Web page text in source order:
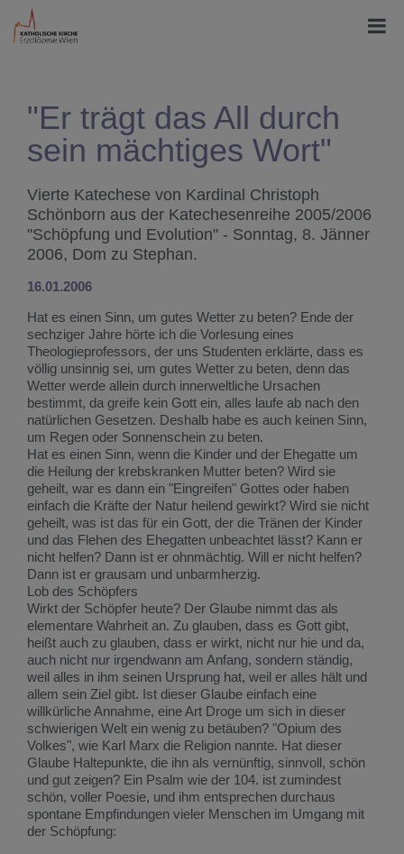
"Er trägt das All durch
sein mächtiges Wort"
Vierte Katechese von Kardinal Christoph
Schönborn aus der Katechesenreihe 2005/2006
"Schöpfung und Evolution" - Sonntag, 8. Jänner
2006, Dom zu Stephan.
16.01.2006
Hat es einen Sinn, um gutes Wetter zu beten? Ende der
sechziger Jahre hörte ich die Vorlesung eines
Theologieprofessors, der uns Studenten erklärte, dass es
völlig unsinnig sei, um gutes Wetter zu beten, denn das
Wetter werde allein durch innerweltliche Ursachen
bestimmt, da greife kein Gott ein, alles laufe ab nach den
natürlichen Gesetzen. Deshalb habe es auch keinen Sinn,
um Regen oder Sonnenschein zu beten.
Hat es einen Sinn, wenn die Kinder und der Ehegatte um
die Heilung der krebskranken Mutter beten? Wird sie
geheilt, war es dann ein "Eingreifen" Gottes oder haben
einfach die Kräfte der Natur heilend gewirkt? Wird sie nicht
geheilt, was ist das für ein Gott, der die Tränen der Kinder
und das Flehen des Ehegatten unbeachtet lässt? Kann er
nicht helfen? Dann ist er ohnmächtig. Will er nicht helfen?
Dann ist er grausam und unbarmherzig.
Lob des Schöpfers
Wirkt der Schöpfer heute? Der Glaube nimmt das als
elementare Wahrheit an. Zu glauben, dass es Gott gibt,
heißt auch zu glauben, dass er wirkt, nicht nur hie und da,
auch nicht nur irgendwann am Anfang, sondern ständig,
weil alles in ihm seinen Ursprung hat, weil er alles hält und
allem sein Ziel gibt. Ist dieser Glaube einfach eine
willkürliche Annahme, eine Art Droge um sich in dieser
schwierigen Welt ein wenig zu betäuben? "Opium des
Volkes", wie Karl Marx die Religion nannte. Hat dieser
Glaube Haltepunkte, die ihn als vernünftig, sinnvoll, schön
und gut zeigen? Ein Psalm wie der 104. ist zumindest
schön, voller Poesie, und ihm entsprechen durchaus
spontane Empfindungen vieler Menschen im Umgang mit
der Schöpfung: